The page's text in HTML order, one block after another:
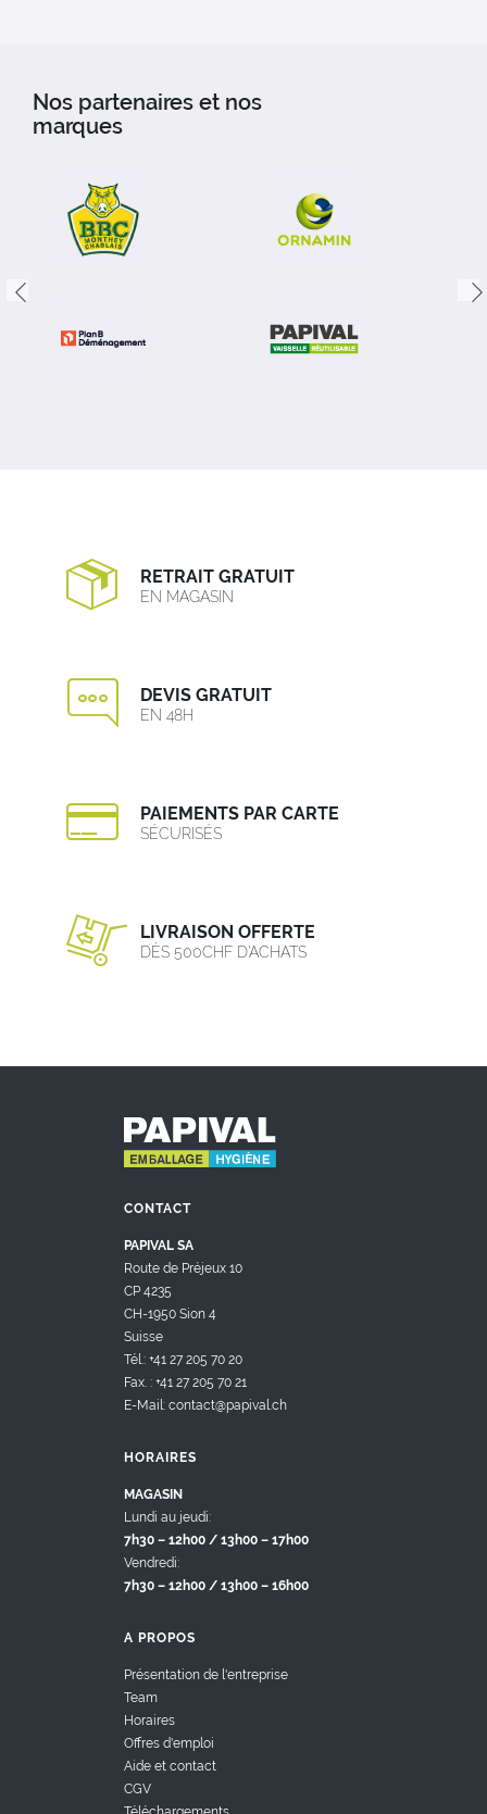
Nos partenaires et nos
marques
RETRAIT GRATUIT
EN MAGASIN
DEVIS GRATUIT
EN 48H
PAIEMENTS PAR CARTE
SÉCURISÉS
LIVRAISON OFFERTE
DÈS 500CHF D’ACHATS
CONTACT
PAPIVAL SA
Route de Préjeux 10
CP 4235
CH-1950 Sion 4
Suisse
Tél.: +41 27 205 70 20
Fax. : +41 27 205 70 21
E-Mail: contact@papival.ch
HORAIRES
MAGASIN
Lundi au jeudi:
7h30 – 12h00 / 13h00 – 17h00
Vendredi:
7h30 – 12h00 / 13h00 – 16h00
A PROPOS
Présentation de l'entreprise
Team
Horaires
Offres d'emploi
Aide et contact
CGV